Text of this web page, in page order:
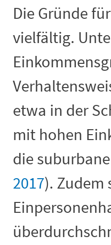
Die Gründe
vielfältig.
etwa in der
mit hohen
die
2017). Zudem